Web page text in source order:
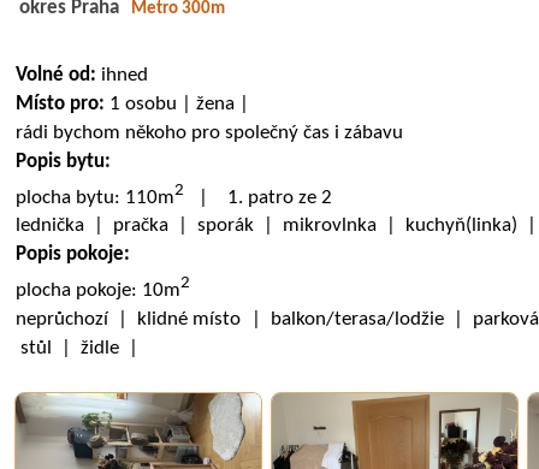
okres Praha Metro 300m
Volné od: ihned
Místo pro: 1 osobu | žena |
rádi bychom někoho pro společný čas i zábavu
Popis bytu:
plocha bytu: 110m2
| 1. patro ze 2
lednička | pračka | sporák | mikrovlnka |
Popis pokoje:
plocha pokoje: 10m2
neprůchozí | klidné místo | balkon/terasa/lodžie |
stůl | židle |